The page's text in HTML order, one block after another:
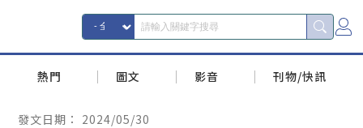
熱門 圖文 影音 刊物/快訊
發文日期： 2024/05/30